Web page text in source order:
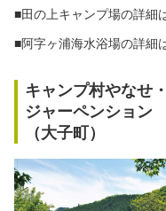
■田の上キャンプ場の詳細
■阿字ヶ浦海水浴場の詳細
キャンプ村やなせ
ジャーペンション
（大子町）